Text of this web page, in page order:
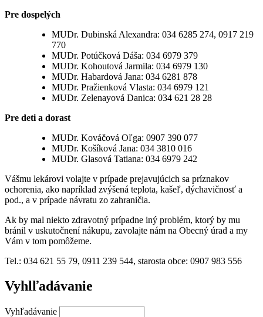
Pre dospelých
MUDr. Dubinská Alexandra: 034 6285 274, 0917 219
770
MUDr. Potúčková Dáša: 034 6979 379
MUDr. Kohoutová Jarmila: 034 6979 130
MUDr. Habardová Jana: 034 6281 878
MUDr. Pražienková Vlasta: 034 6979 121
MUDr. Zelenayová Danica: 034 621 28 28
Pre deti a dorast
MUDr. Kováčová Oľga: 0907 390 077
MUDr. Košíková Jana: 034 3810 016
MUDr. Glasová Tatiana: 034 6979 242
Vášmu lekárovi volajte v prípade prejavujúcich sa príznakov
ochorenia, ako napríklad zvýšená teplota, kašeľ, dýchavičnosť a
pod., a v prípade návratu zo zahraničia.
Ak by mal niekto zdravotný prípadne iný problém, ktorý by mu
bránil v uskutočnení nákupu, zavolajte nám na Obecný úrad a my
Vám v tom pomôžeme.
Tel.: 034 621 55 79, 0911 239 544, starosta obce: 0907 983 556
Vyhlľadávanie
Vyhľadávanie